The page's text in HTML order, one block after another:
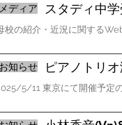
スタディ中
メディア
校の紹介・近況に関する
ピアノトリ
お知らせ
5/11 東京にて開催予定